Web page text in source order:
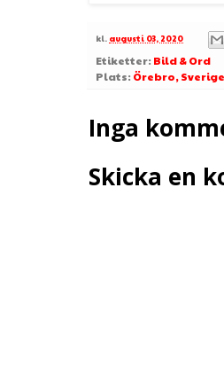
kl. augusti 03, 2020
Etiketter: Bild & Ord
Plats: Örebro, Sverige
Inga
Skicka en